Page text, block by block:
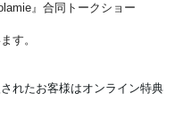
』合同トークショー
す。
れたお客様はオンライン特典